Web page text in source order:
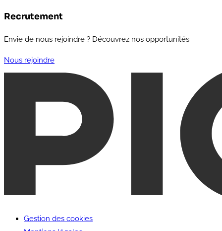
Recrutement
Envie de nous rejoindre ? Découvrez nos opportunités
Nous rejoindre
Gestion des cookies